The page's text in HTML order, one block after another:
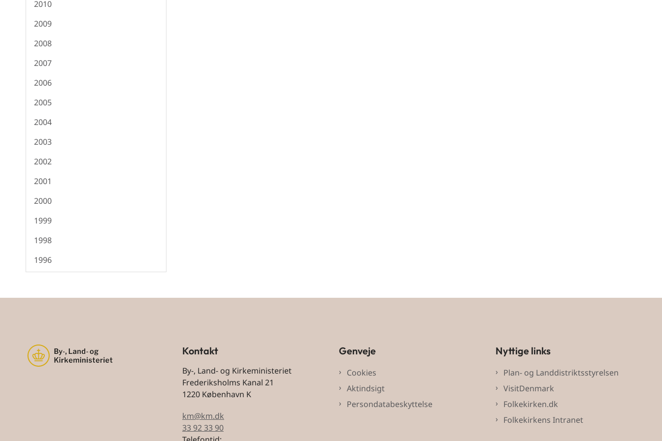
2010
2009
2008
2007
2006
2005
2004
2003
2002
2001
2000
1999
1998
1996
Kontakt
By-, Land- og Kirkeministeriet
Frederiksholms Kanal 21
1220 København K
km@km.dk
33 92 33 90
Genveje
Cookies
Aktindsigt
Persondatabeskyttelse
Nyttige links
Plan- og Landdistriktsstyrelsen
VisitDenmark
Folkekirken.dk
Folkekirkens Intranet